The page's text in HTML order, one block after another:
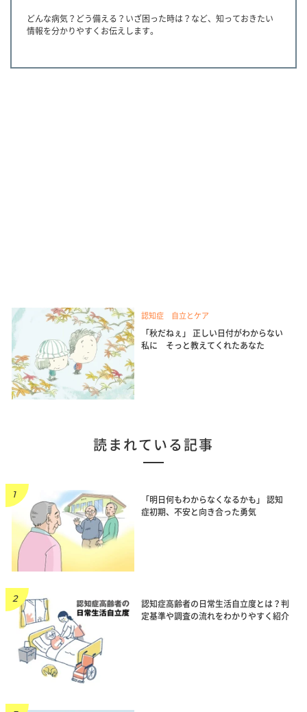
どんな病気？どう備える？いざ困った時は？など、知っておきたい
情報を分かりやすくお伝えします。
認知症 自立とケア
「秋だねぇ」 正しい日付がわからない
私に そっと教えてくれたあなた
読まれている記事
「明日何もわからなくなるかも」 認知
症初期、不安と向き合った勇気
認知症高齢者の日常生活自立度とは？判
定基準や調査の流れをわかりやすく紹介